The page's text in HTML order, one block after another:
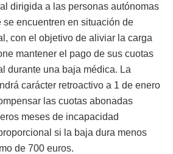
dirigida a las personas autónomas
encuentren en situación de
con el objetivo de aliviar la carga
mantener el pago de sus cuotas
durante una baja médica. La
carácter retroactivo a 1 de enero
las cuotas abonadas
meses de incapacidad
si la baja dura menos
de 700 euros.